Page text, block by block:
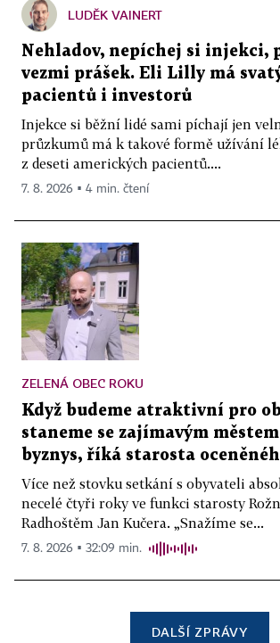
LUDĚK VAINERT
Nehladov, nepíchej si injekci,
vezmi prášek. Eli Lilly má
pacientů i investorů
Injekce si běžní lidé sami píchají jen
průzkumů má k takové formě užívání
z deseti amerických pacientů....
7. 8. 2026 ▪ 4 min. čtení
ZELENÁ OBEC ROKU
Když budeme atraktivní pro
staneme se zajímavým
byznys, říká starosta
Více než stovku setkání s obyvateli
necelé čtyři roky ve funkci starosty
Radhoštěm Jan Kučera. „Snažíme se...
7. 8. 2026 ▪ 32:09 min.
DALŠÍ ZPRÁVY